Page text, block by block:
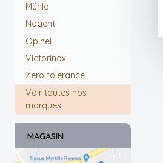
Mühle
Nogent
Opinel
Victorinox
Zero tolerance
Voir toutes nos
marques
MAGASIN